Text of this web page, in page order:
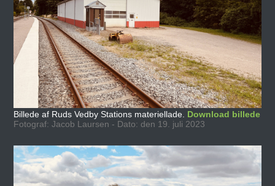
Billede af Ruds Vedby Stations materiellade. Download billede
Fotograf: Jacob Laursen - Dato: den 19. juli 2023